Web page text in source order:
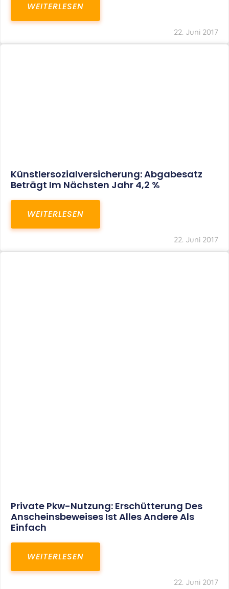
WEITERLESEN
22. Juni 2017
Künstlersozialversicherung: Abgabesatz
Beträgt Im Nächsten Jahr 4,2 %
WEITERLESEN
22. Juni 2017
Private Pkw-Nutzung: Erschütterung Des
Anscheinsbeweises Ist Alles Andere Als
Einfach
WEITERLESEN
22. Juni 2017